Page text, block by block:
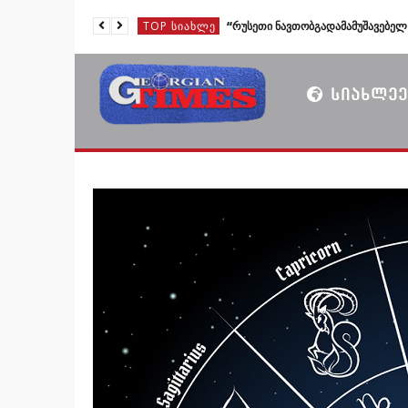
TOP ᲡᲘᲐᲮᲚᲔ
TOP ᲡᲘᲐᲮᲚᲔ
TOP ᲡᲘᲐᲮᲚᲔ
TOP ᲡᲘᲐᲮᲚᲔ